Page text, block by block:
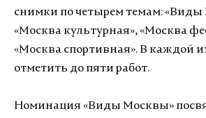
снимки по четырем темам:
«Москва культурная», «Москва
«Москва спортивная». В каждой
отметить до пяти работ.
Номинация «Виды Москвы»